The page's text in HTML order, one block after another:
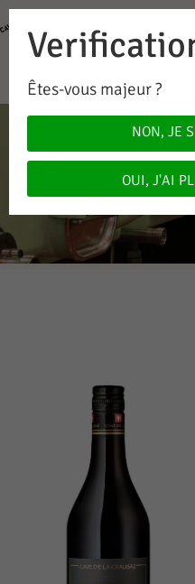
RED
Home/ Red
Êtes-vous majeur ?
NON, JE
OUI, J'AI